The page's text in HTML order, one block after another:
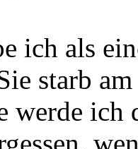
ich als
starb
werde